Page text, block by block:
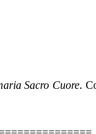
Sacro Cuore.